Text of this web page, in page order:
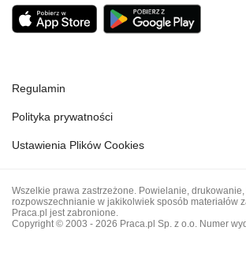
Regulamin
Polityka prywatności
Ustawienia Plików Cookies
Wszelkie prawa zastrzeżone. Powielanie,
rozpowszechnianie w jakikolwiek sposób materiałów
Praca.pl jest zabronione.
Copyright © 2003 - 2026 Praca.pl Sp. z o.o. Numer